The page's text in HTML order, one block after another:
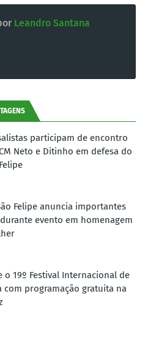
Leandro Santana
participam de encontro
Neto e Ditinho em defesa do
Felipe anuncia importantes
evento em homenagem
o 19º Festival Internacional de
com programação gratuita na